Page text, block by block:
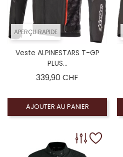
APERÇU RAPIDE
Veste ALPINESTARS T-GP
PLUS...
339,90 CHF
AJOUTER AU PANIER